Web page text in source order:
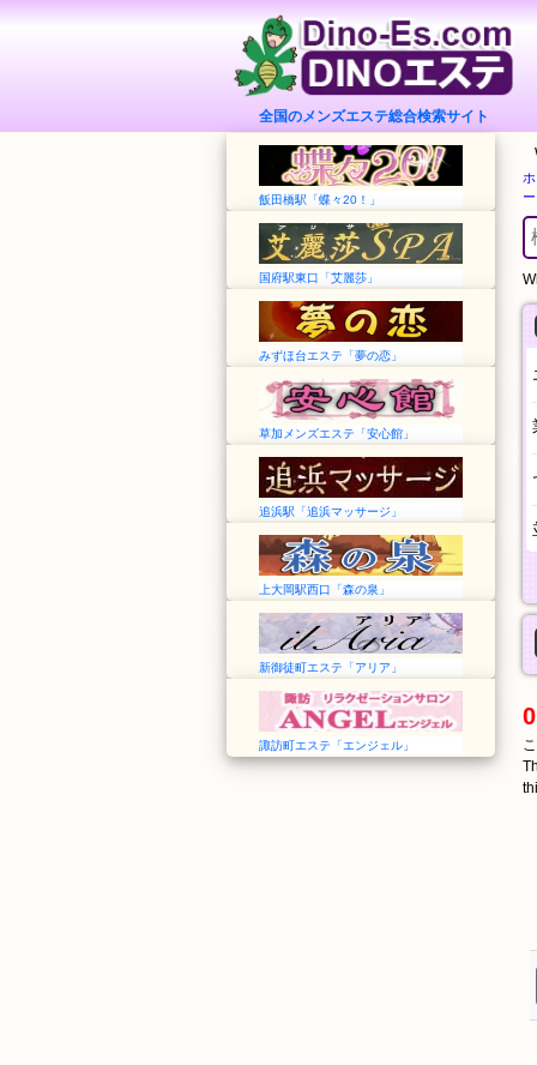
全国のメンズエステ総合検索サイト
飯田橋駅「蝶々20！」
国府駅東口「艾麗莎」
みずほ台エステ「夢の恋」
草加メンズエステ「安心館」
追浜駅「追浜マッサージ」
上大岡駅西口「森の泉」
新御徒町エステ「アリア」
諏訪町エステ「エンジェル」
0